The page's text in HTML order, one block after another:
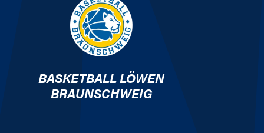
BASKETBALL LÖWEN
BRAUNSCHWEIG